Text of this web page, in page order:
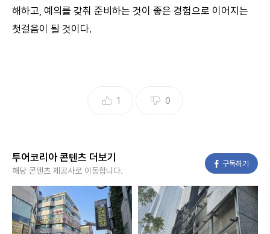
해하고, 예의를 갖춰 준비하는 것이 좋은 경험으로 이어지는
첫걸음이 될 것이다.
1 0
투어코리아 콘텐츠 더보기
해당 콘텐츠 제공사로 이동합니다.
구독하기